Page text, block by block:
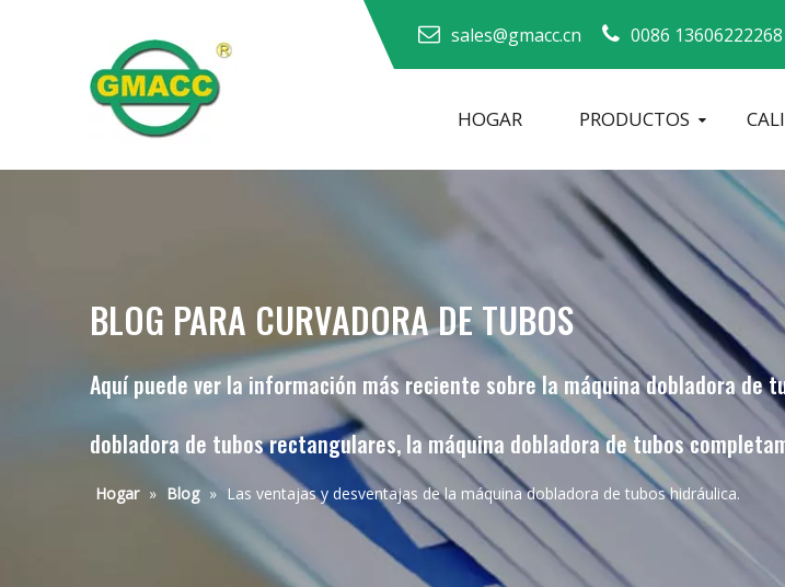
sales@gmacc.cn 0086
HOGAR PRODUCTOS
BLOG PARA CURVADORA DE TUBOS
Aquí puede ver la información más reciente sobre la máquina dobladora
dobladora de tubos rectangulares, la máquina dobladora de tubos
Hogar » Blog » Las ventajas y desventajas de la máquina dobladora de tubos hidráulica.